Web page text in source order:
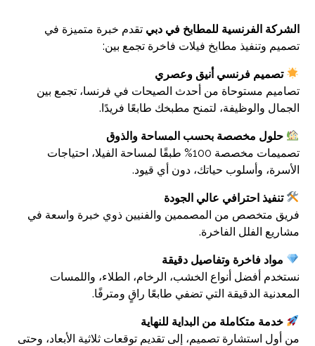
الشركة الفرنسية للمطابخ في دبي تقدم خبرة متميزة في
تصميم وتنفيذ مطابخ فيلات فاخرة تجمع بين:
تصميم فرنسي أنيق وعصري
تصاميم مستوحاة من أحدث الصيحات في فرنسا، تجمع بين
الجمال والوظيفة، لتمنح مطبخك طابعًا فريدًا.
حلول مخصصة بحسب المساحة والذوق
تصميمات مخصصة 100% طبقًا لمساحة الفيلا، احتياجات
الأسرة، وأسلوب حياتك، دون أي قيود.
تنفيذ احترافي عالي الجودة
فريق متخصص من المصممين والفنيين ذوي خبرة واسعة في
مشاريع الفلل الفاخرة.
مواد فاخرة وتفاصيل دقيقة
نستخدم أفضل أنواع الخشب، الرخام، الطلاء، واللمسات
المعدنية الدقيقة التي تضفي طابعًا راقٍ ومترفًا.
خدمة متكاملة من البداية للنهاية
من أول استشارة تصميم، إلى تقديم توقعات ثلاثية الأبعاد، وحتى